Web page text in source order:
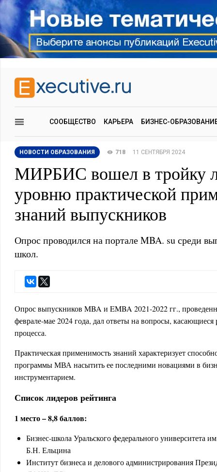
СООБЩЕСТВО КАРЬЕРА БИЗНЕС-
НОВОСТИ ОБРАЗОВАНИЯ 718 11 СЕНТЯБРЯ 2024
МИРБИС вошел в тройку
уровню практической
знаний выпускников
Опрос проводился на портале MBA. su среди
школ.
Опрос выпускников MBA и EMBA 2021-2022 гг.,
феврале-мае 2024 года, дал ответы на вопросы, касающиеся
процесса.
Практическая применимость знаний характеризует
программы МВА насытить ее последними новациями в
инструментарием.
Список лидеров рейтинга
1 место – 8,8 баллов:
Бизнес-школа Уральского федерального университета
Б.Н. Ельцина
Институт бизнеса и делового администрирования